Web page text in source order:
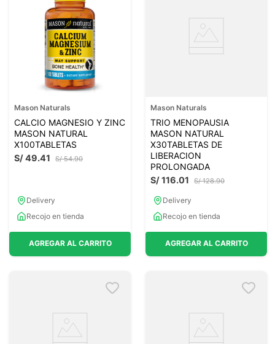
Mason Naturals
CALCIO MAGNESIO Y ZINC
MASON NATURAL
X100TABLETAS
S/ 54.90
S/49.41
Delivery
Recojo en tienda
AGREGAR AL CARRITO
Mason Naturals
TRIO MENOPAUSIA
MASON NATURAL
X30TABLETAS DE
LIBERACION
PROLONGADA
S/ 128.90
S/116.01
Delivery
Recojo en tienda
AGREGAR AL CARRITO